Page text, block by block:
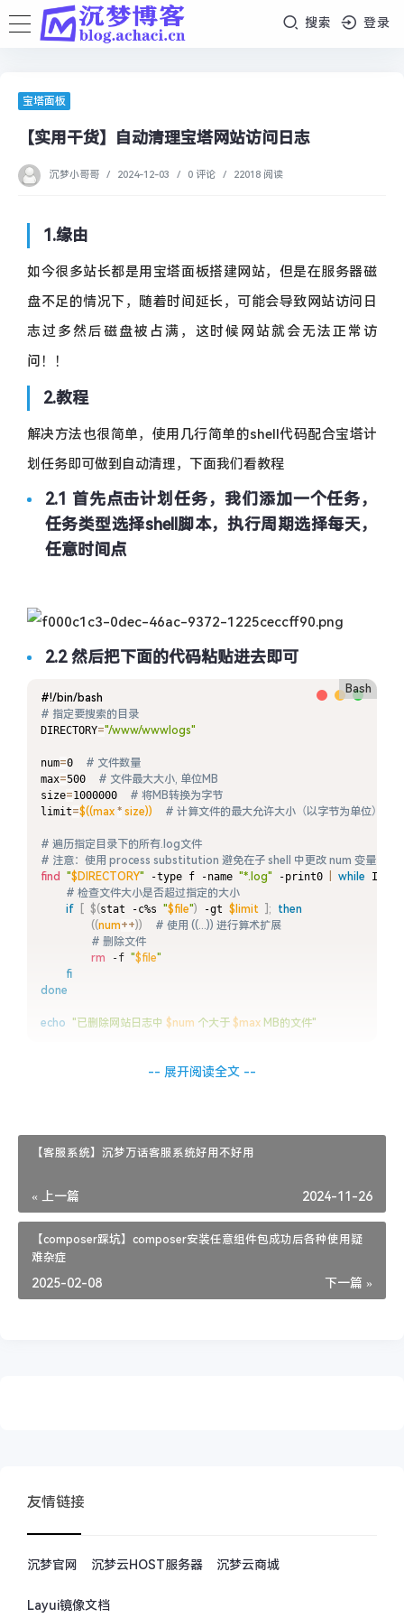
搜索 登录
宝塔面板
【实用干货】自动清理宝塔网站访问日志
沉梦小哥哥 / 2024-12-03 / 0 评论 / 22018 阅读
1.缘由
如今很多站长都是用宝塔面板搭建网站，但是在服务器磁
盘不足的情况下，随着时间延长，可能会导致网站访问日
志过多然后磁盘被占满，这时候网站就会无法正常访
问！！
2.教程
解决方法也很简单，使用几行简单的shell代码配合宝塔计
划任务即可做到自动清理，下面我们看教程
2.1 首先点击计划任务，我们添加一个任务，
任务类型选择shell脚本，执行周期选择每天，
任意时间点
2.2 然后把下面的代码粘贴进去即可
Bash
#!/bin/bash
# 指定要搜索的目录
DIRECTORY="/www/wwwlogs"
num=0 # 文件数量
max=500 # 文件最大大小, 单位MB
size=1000000 # 将MB转换为字节
limit=$((max * size)) # 计算文件的最大允许大小（以字节为单位）
# 遍历指定目录下的所有.log文件
# 注意：使用 process substitution 避免在子 shell 中更改 num 变量的值
find
"$DIRECTORY" -type f -name "*.log" -print0 while IFS
# 检查文件大小是否超过指定的大小
if
$(stat -c%s "$file") -gt $limit ;
then
((num++))
# 使用 ((...)) 进行算术扩展
# 删除文件
rm -f "$file"
fi
done
echo "已删除网站日志中 $num 个大于 $max MB的文件"
-- 展开阅读全文 --
【客服系统】沉梦万话客服系统好用不好用
« 上一篇 2024-11-26
【composer踩坑】composer安装任意组件包成功后各种使用疑
难杂症
下一篇 »
2025-02-08
友情链接
沉梦官网 沉梦云HOST服务器 沉梦云商城
Layui镜像文档